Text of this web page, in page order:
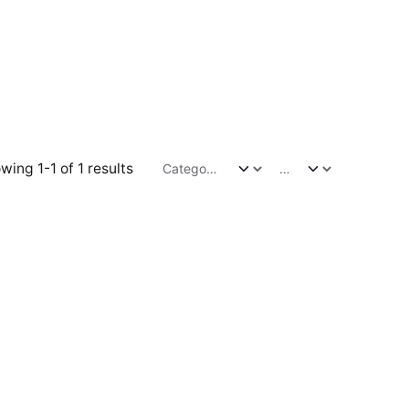
1-1 of 1 results